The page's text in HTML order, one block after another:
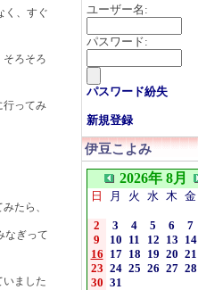
く、すぐ
そろそろ
行ってみ
たら、
なぎって
いました
ユーザー名:
パスワード:
パスワード紛失
新規登録
伊豆こよみ
2026年 8月
日 月 火 水 木 金
2
3 4 5 6 7
9
10 11 12 13 14
16 17 18 19 20 21
23 24 25 26 27 28
30 31